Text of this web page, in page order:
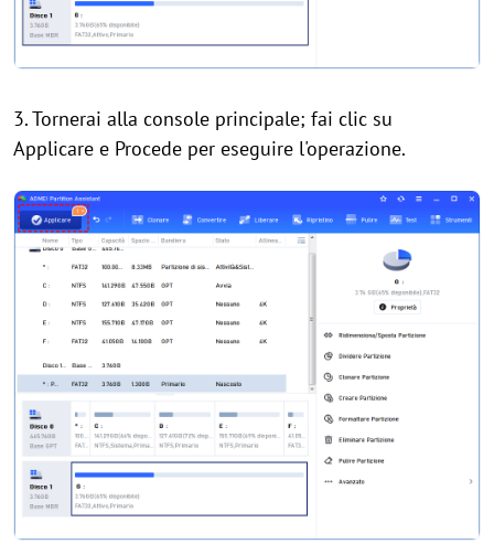
3. Tornerai alla console principale; fai clic su
Applicare e Procede per eseguire l'operazione.